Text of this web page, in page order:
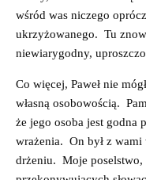
wśród was niczego
ukrzyżowanego. Tu
niewiarygodny,
Co więcej, Paweł nie
własną osobowością.
że jego osoba jest godna
wrażenia. On był z
drżeniu. Moje poselstwo,